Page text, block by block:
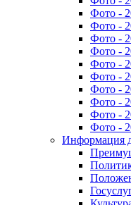
Фото -
Фото -
Фото -
Фото -
Фото -
Фото -
Фото -
Фото -
Фото -
Фото -
Информация